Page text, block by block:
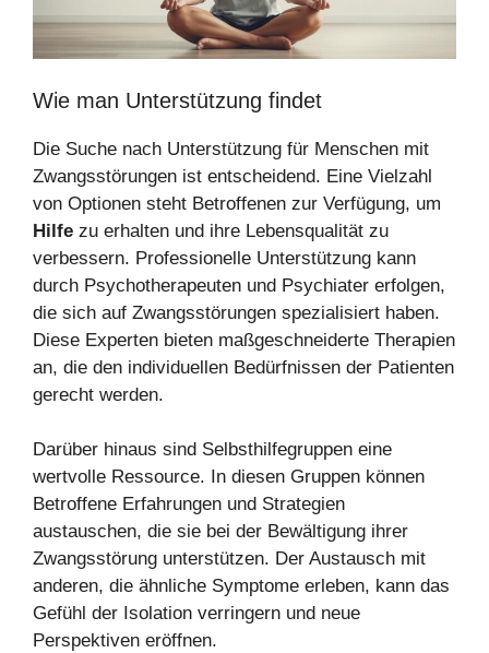
Wie man Unterstützung findet
Die Suche nach Unterstützung für Menschen mit
Zwangsstörungen ist entscheidend. Eine Vielzahl
von Optionen steht Betroffenen zur Verfügung, um
Hilfe zu erhalten und ihre Lebensqualität zu
verbessern. Professionelle Unterstützung kann
durch Psychotherapeuten und Psychiater erfolgen,
die sich auf Zwangsstörungen spezialisiert haben.
Diese Experten bieten maßgeschneiderte Therapien
an, die den individuellen Bedürfnissen der Patienten
gerecht werden.
Darüber hinaus sind Selbsthilfegruppen eine
wertvolle Ressource. In diesen Gruppen können
Betroffene Erfahrungen und Strategien
austauschen, die sie bei der Bewältigung ihrer
Zwangsstörung unterstützen. Der Austausch mit
anderen, die ähnliche Symptome erleben, kann das
Gefühl der Isolation verringern und neue
Perspektiven eröffnen.